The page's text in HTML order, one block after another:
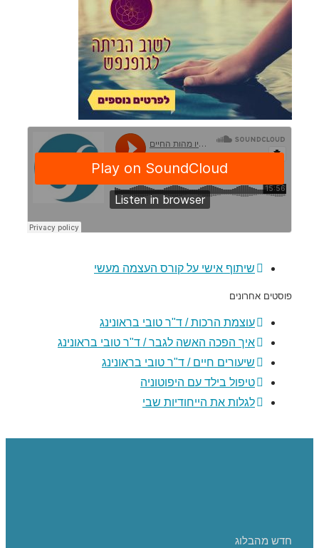
שיתוף אישי על קורס העצמה מעשי
פוסטים אחרונים
עוצמת הרכות / ד"ר טובי בראונינג
איך הפכה האשה לגבר / ד"ר טובי בראונינג
שיעורים חיים / ד"ר טובי בראונינג
טיפול בילד עם היפוטוניה
לגלות את הייחודיות שבי
חדש מהבלוג